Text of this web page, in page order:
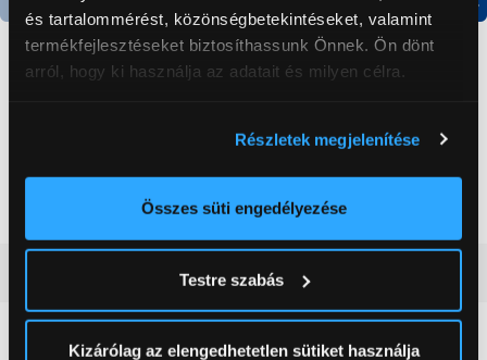
és tartalommérést, közönségbetekintéseket, valamint
termékfejlesztéseket biztosíthassunk Önnek. Ön dönt
arról, hogy ki használja az adatait és milyen célra.
elhelyezkedéséről pár méteres pontossággal
Az Ön készülékén beazonosítása annak konkrét
módjairól és adja meg preferenciáit aRészletek
pontban. Bármikor módosíthatja vagy visszavonhatja a
Sütinyilatkozathoz való hozzájárulását.
Részletek megjelenítése
Összes süti engedélyezése
Testre szabás
Kizárólag az elengedhetetlen sütiket használja
199 999 Ft
Termék adatlap
Alulfagyasztós
kombinált hűtőszekrény
179 999 Ft
(0)